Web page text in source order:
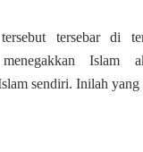
tersebar di
Islam
sendiri. Inilah